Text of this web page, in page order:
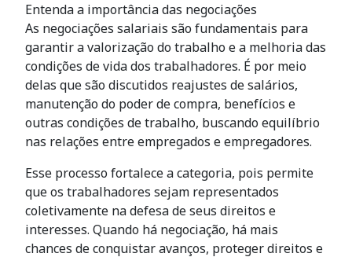
Entenda a importância das negociações
As negociações salariais são fundamentais para
garantir a valorização do trabalho e a melhoria das
condições de vida dos trabalhadores. É por meio
delas que são discutidos reajustes de salários,
manutenção do poder de compra, benefícios e
outras condições de trabalho, buscando equilíbrio
nas relações entre empregados e empregadores.
Esse processo fortalece a categoria, pois permite
que os trabalhadores sejam representados
coletivamente na defesa de seus direitos e
interesses. Quando há negociação, há mais
chances de conquistar avanços, proteger direitos e